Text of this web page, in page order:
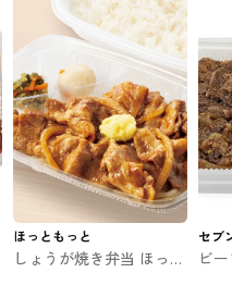
ほっともっと
しょうが焼き弁当 ほっと
セブ
ビ